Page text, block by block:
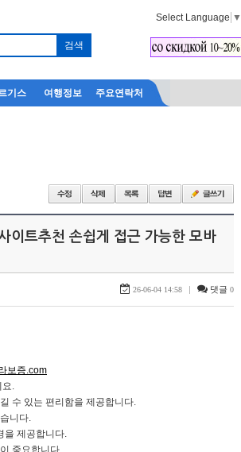
Select Language ▼
기스 여행정보 주요연락처
이트추천 손쉽게 접근 가능한 모바
26-06-04 14:58 | 댓글 0
보증.com
요.
수 있는 편리함을 제공합니다.
니다.
을 제공합니다.
중요합니다.